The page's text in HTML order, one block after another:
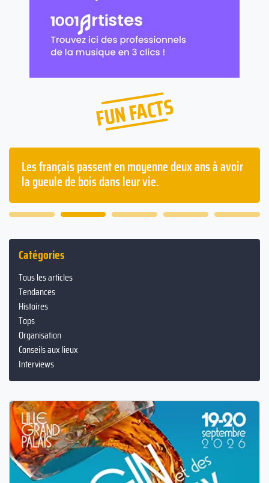
FUN FACTS
Les français passent en moyenne deux ans à avoir
la gueule de bois dans leur vie.
Catégories
Tous les articles
Tendances
Histoires
Tops
Organisation
Conseils aux lieux
Interviews